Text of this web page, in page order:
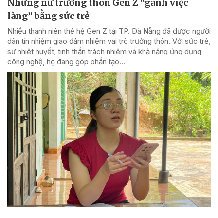
Những nữ trưởng thôn Gen Z “gánh việc
làng” bằng sức trẻ
Nhiều thanh niên thế hệ Gen Z tại TP. Đà Nẵng đã được người
dân tín nhiệm giao đảm nhiệm vai trò trưởng thôn. Với sức trẻ,
sự nhiệt huyết, tinh thần trách nhiệm và khả năng ứng dụng
công nghệ, họ đang góp phần tạo...